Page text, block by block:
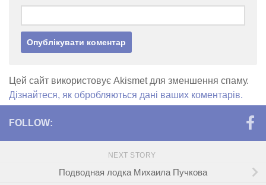
Цей сайт використовує Akismet для зменшення спаму.
Дізнайтеся, як обробляються дані ваших коментарів.
FOLLOW:
NEXT STORY
Подводная лодка Михаила Пучкова